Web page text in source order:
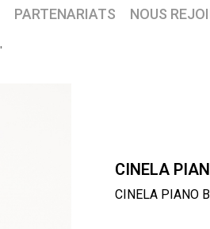
PARTENARIATS NOUS
CINELA
CINELA PIANO